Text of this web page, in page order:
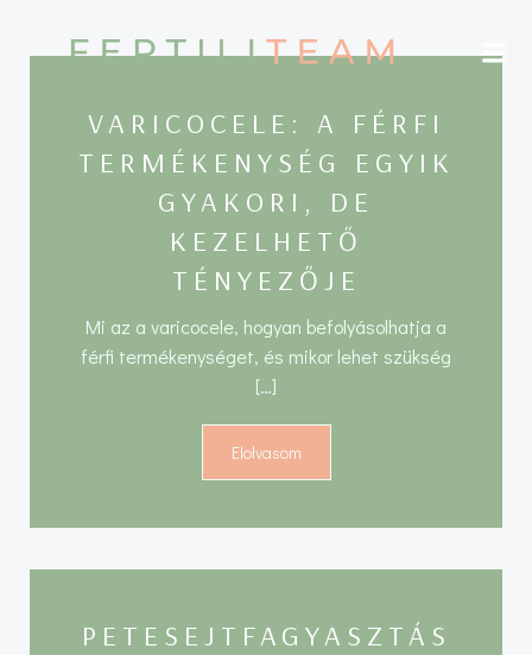
to
content
VARICOCELE: A FÉRFI
TERMÉKENYSÉG EGYIK
GYAKORI, DE
KEZELHETŐ
TÉNYEZŐJE
Mi az a varicocele, hogyan befolyásolhatja a
férfi termékenységet, és mikor lehet szükség
[…]
Elolvasom
PETESEJTFAGYASZTÁS